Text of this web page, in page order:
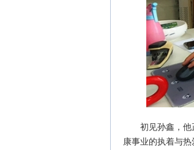
初见孙鑫，
康事业的执着与